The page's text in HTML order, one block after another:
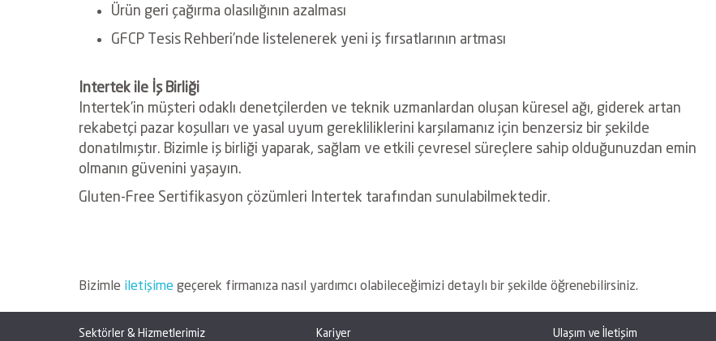
Ürün geri çağırma olasılığının azalması
GFCP Tesis Rehberi’nde listelenerek yeni iş fırsatlarının artması
Intertek ile İş Birliği
Intertek’in müşteri odaklı denetçilerden ve teknik uzmanlardan oluşan küresel ağı, giderek artan
rekabetçi pazar koşulları ve yasal uyum gerekliliklerini karşılamanız için benzersiz bir şekilde
donatılmıştır. Bizimle iş birliği yaparak, sağlam ve etkili çevresel süreçlere sahip olduğunuzdan emin
olmanın güvenini yaşayın.
Gluten-Free Sertifikasyon çözümleri Intertek tarafından sunulabilmektedir.
Bizimle iletişime geçerek firmanıza nasıl yardımcı olabileceğimizi detaylı bir şekilde öğrenebilirsiniz.
Sektörler & Hizmetlerimiz Kariyer Ulaşım ve İletişim